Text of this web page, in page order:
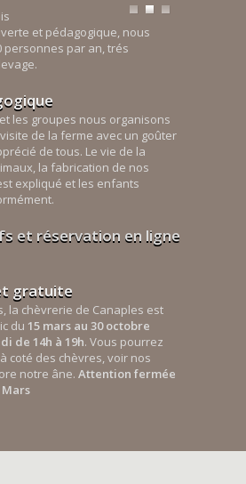
et pédagogique, nous
personnes par an, trés
les groupes nous organisons
de la ferme avec un goûter
de tous. Le vie de la
la fabrication de nos
expliqué et les enfants
et réservation en ligne
gratuite
la chèvrerie de Canaples est
du 15 mars au 30 octobre
de 14h à 19h. Vous pourrez
coté des chèvres, voir nos
notre âne. Attention fermée